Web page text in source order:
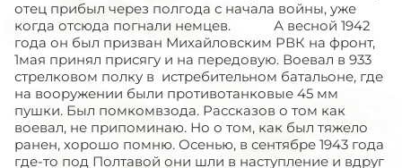
отец прибыл через полгода с начала войны, уже
когда отсюда погнали немцев. А весной 1942
года он был призван Михайловским РВК на фронт,
1мая принял присягу и на передовую. Воевал в 933
стрелковом полку в истребительном батальоне, где
на вооружении были противотанковые 45 мм
пушки. Был помкомвзода. Рассказов о том как
воевал, не припоминаю. Но о том, как был тяжело
ранен, хорошо помню. Осенью, в сентябре 1943 года
где-то под Полтавой они шли в наступление и вдруг